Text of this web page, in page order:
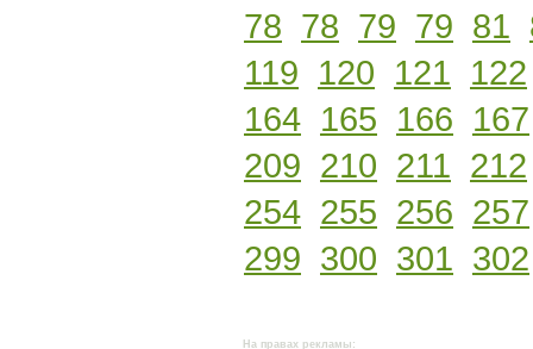
78 78 79 79 81
119 120 121 122
164 165 166 167
209 210 211 212
254 255 256 257
299 300 301 302
На правах рекламы: